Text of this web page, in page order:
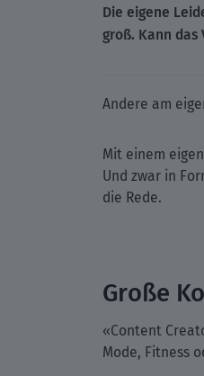
Die eigene
groß. Kann
Andere am
Mit einem
Und zwar in
die Rede.
Große
«Content
Mode, Fitness